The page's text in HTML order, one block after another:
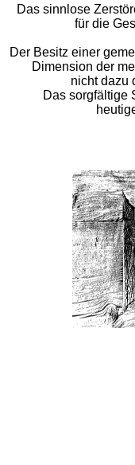
Das sinnlose
für die
Der Besitz einer
Dimension der
nicht dazu
Das sorgfältige